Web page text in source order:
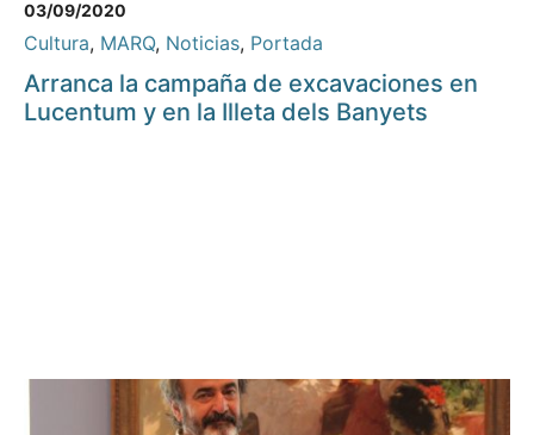
03/09/2020
Cultura, MARQ, Noticias, Portada
Arranca la campaña de excavaciones en
Lucentum y en la Illeta dels Banyets